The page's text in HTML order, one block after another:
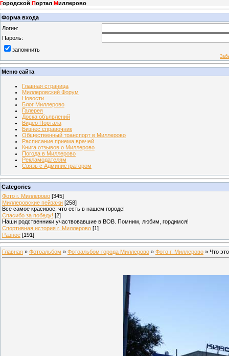
Городской Портал Миллерово
Форма входа
Логин:
Пароль:
запомнить
Меню сайта
Главная страница
Миллеровский Форум
Новости
Блог Миллерово
Галерея
Доска объявлений
Видео Портала
Бизнес справочник
Общественный транспорт в Миллерово
Расписание приема врачей
Книга отзывов о Миллерово
Погода в Миллерово
Рекламодателям
Связь с Администратором
Categories
Фото г. Миллерово [345]
Миллеровские пейзажи [258]
Все самое красивое, что есть в нашем городе!
Спасибо за победу! [2]
Наши родственники участвовавшие в ВОВ. Помним, любим, гордимся!
Спортивная история г. Миллерово [1]
Разное [191]
Главная » Фотоальбом » Фотоальбом города Миллерово » Фото г. Миллерово » Что